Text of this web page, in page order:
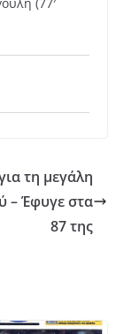
τη μεγάλη
– Έφυγε στα
87 της